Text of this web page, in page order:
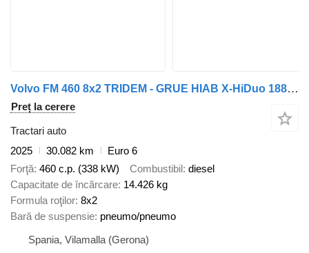
Volvo FM 460 8x2 TRIDEM - GRUE HIAB X-HiDuo 188 B-3
Preț la cerere
Tractari auto
2025
30.082 km
Euro 6
Forţă 460 c.p. (338 kW) Combustibil diesel
Capacitate de încărcare 14.426 kg
Formula roţilor 8x2
Bară de suspensie pneumo/pneumo
Spania, Vilamalla (Gerona)